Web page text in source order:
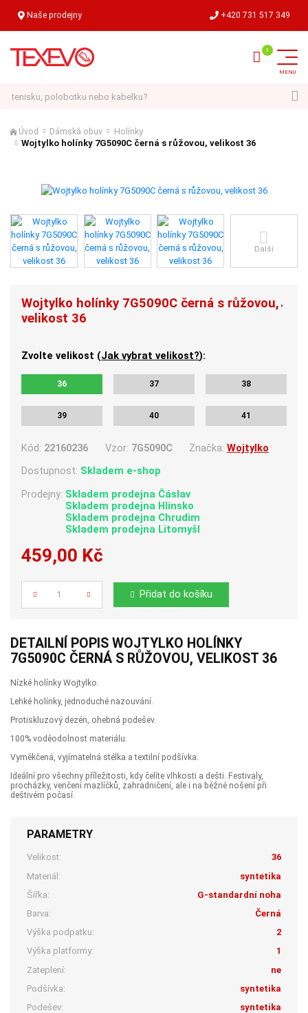
Naše prodejny +420 731 517 349
Úvod Dámská obuv Holínky
Wojtylko holínky 7G5090C černá s růžovou, velikost 36
Další
Wojtylko holínky 7G5090C černá s růžovou,
velikost 36
Zvolte velikost (Jak vybrat velikost?):
36 37 38
39 40 41
Kód: 22160236 Vzor: 7G5090C Značka: Wojtylko
Dostupnost: Skladem e-shop
Prodejny: Skladem prodejna Čáslav
Skladem prodejna Hlinsko
Skladem prodejna Chrudim
Skladem prodejna Litomyšl
459,00 Kč
Počet
Přidat do košíku
DETAILNÍ POPIS WOJTYLKO HOLÍNKY
7G5090C ČERNÁ S RŮŽOVOU, VELIKOST 36
Nízké holínky Wojtylko.
Lehké holínky, jednoduché nazouvání.
Protiskluzový dezén, ohebná podešev.
100% voděodolnost materiálu.
Vyměkčená, vyjímatelná stélka a textilní podšívka.
Ideální pro všechny příležitosti, kdy čelíte vlhkosti a dešti. Festivaly,
procházky, venčení mazlíčků, zahradničení, ale i na běžné nošení při
deštivém počasí.
PARAMETRY
Velikost:
36
Materiál:
syntetika
Šířka:
G-standardní noha
Barva:
Černá
Výška podpatku:
2
Výška platformy:
1
Zateplení:
ne
Podšívka:
syntetika
Podešev:
syntetika